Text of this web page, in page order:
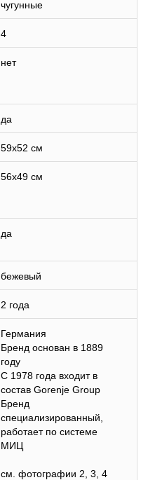
чугунные
4
нет
да
59х52 см
56х49 см
да
бежевый
2 года
Германия
Бренд основан в 1889
году
С 1978 года входит в
состав Gorenje Group
Бренд
специализированный,
работает по системе
МИЦ
см. фотографии 2, 3, 4